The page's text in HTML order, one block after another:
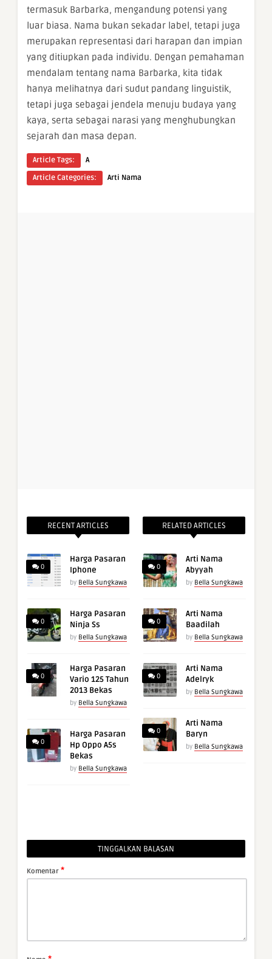
termasuk Barbarka, mengandung potensi yang
luar biasa. Nama bukan sekadar label, tetapi juga
merupakan representasi dari harapan dan impian
yang ditiupkan pada individu. Dengan pemahaman
mendalam tentang nama Barbarka, kita tidak
hanya melihatnya dari sudut pandang linguistik,
tetapi juga sebagai jendela menuju budaya yang
kaya, serta sebagai narasi yang menghubungkan
sejarah dan masa depan.
Article Tags:
A
Article Categories:
Arti Nama
RECENT ARTICLES
0
Harga Pasaran
Iphone
by Bella Sungkawa
0
Harga Pasaran
Ninja Ss
by Bella Sungkawa
0
Harga Pasaran
Vario 125 Tahun
2013 Bekas
by Bella Sungkawa
0
Harga Pasaran
Hp Oppo A5s
Bekas
by Bella Sungkawa
RELATED ARTICLES
0
Arti Nama
Abyyah
by Bella Sungkawa
0
Arti Nama
Baadilah
by Bella Sungkawa
0
Arti Nama
Adelryk
by Bella Sungkawa
0
Arti Nama
Baryn
by Bella Sungkawa
TINGGALKAN BALASAN
Komentar *